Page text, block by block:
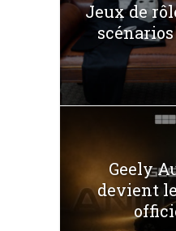
Jeux de
Geely
devient